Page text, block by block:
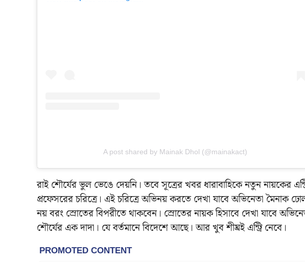
A post shared by Mainak Dhol (@mainakact)
রাই শৌর্যের ভুল ভেঙে দেয়নি। তবে সূত্রের খবর ধারাবাহিকে নতুন নায়কের
প্রফেসরের চরিত্রে। এই চরিত্রে অভিনয় করতে দেখা যাবে অভিনেতা মৈনাক
নয় বরং স্রোতের বিপরীতে থাকবেন। স্রোতের নায়ক হিসাবে দেখা যাবে
শৌর্যের এক দাদা। যে বর্তমানে বিদেশে আছে। আর খুব শীঘ্রই এন্ট্রি নেবে।